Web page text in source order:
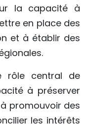
la capacité à
en place des
et à établir des
rôle central de
à préserver
promouvoir des
les intérêts